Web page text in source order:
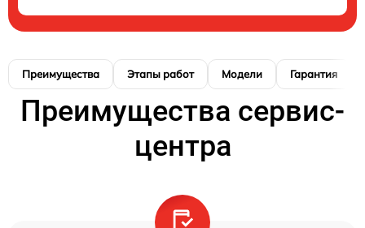
Преимущества Этапы работ Модели Гарантия
Преимущества сервис-
центра